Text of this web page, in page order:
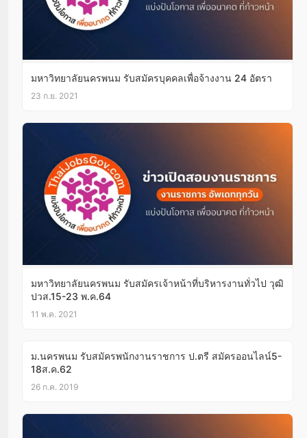
มหาวิทยาลัยนครพนม รับสมัครบุคคลเพื่อจ้างงาน 24 อัตรา
23 ก.ย. 2021
มหาวิทยาลัยนครพนม รับสมัครเจ้าหน้าที่บริหารงานทั่วไป วุฒิ
ปวส.15-23 พ.ค.64
11 พ.ค. 2021
ม.นครพนม รับสมัครพนักงานราชการ ป.ตรี สมัครออนไลน์5-
18ส.ค.62
26 ก.ค. 2019